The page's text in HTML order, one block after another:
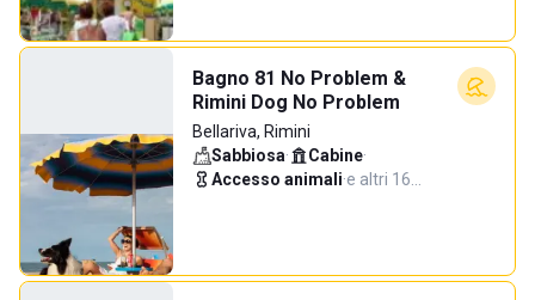
Bagno 81 No Problem &
Rimini Dog No Problem
Bellariva, Rimini
Sabbiosa· Cabine·
Accesso animali·e altri 16…